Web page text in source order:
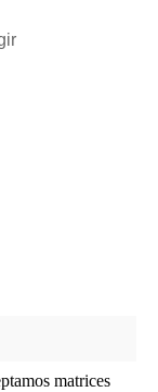
matrices